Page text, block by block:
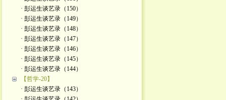
· 彭运生谈艺录（150）
· 彭运生谈艺录（149）
· 彭运生谈艺录（148）
· 彭运生谈艺录（147）
· 彭运生谈艺录（146）
· 彭运生谈艺录（145）
· 彭运生谈艺录（144）
【哲学-20】
· 彭运生谈艺录（143）